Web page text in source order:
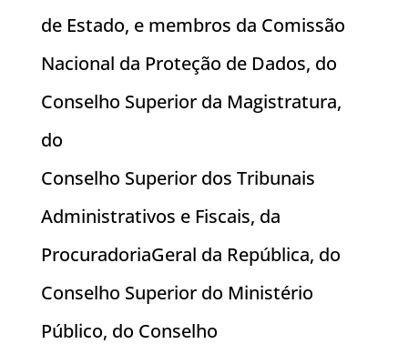
de Estado, e membros da Comissão
Nacional da Proteção de Dados, do
Conselho Superior da Magistratura,
do
Conselho Superior dos Tribunais
Administrativos e Fiscais, da
ProcuradoriaGeral da República, do
Conselho Superior do Ministério
Público, do Conselho